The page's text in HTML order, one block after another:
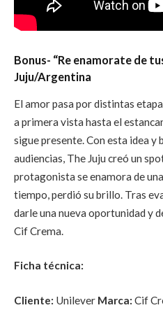
Bonus- “Re enamorate de
Juju/Argentina
El amor pasa por distintas
a primera vista hasta el
sigue presente. Con esta idea y
audiencias, The Juju creó un
protagonista se enamora de
tiempo, perdió su brillo. Tras
darle una nueva oportunidad y
Cif Crema.
Ficha técnica:
Cliente: Unilever Marca: Cif